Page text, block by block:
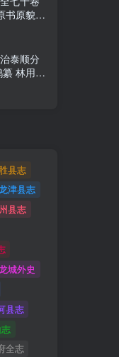
书原貌高
泰顺分
林用霖
县志
津县志
县志
城外史
县志
全志
书原貌高
泰顺分
林用霖